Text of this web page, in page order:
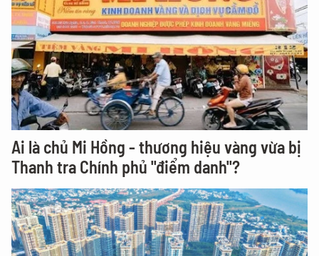
Ai là chủ Mi Hồng - thương hiệu vàng vừa bị
Thanh tra Chính phủ "điểm danh"?